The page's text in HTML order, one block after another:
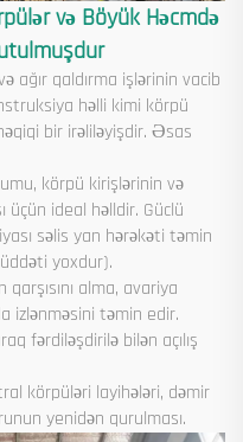
və Böyük Həcmdə
ağır qaldırma işlərinin vacib
həlli kimi körpü
bir irəliləyişdir. Əsas
körpü kirişlərinin və
üçün ideal həlldir. Güclü
səlis yan hərəkəti təmin
yoxdur).
qarşısını alma, avariya
izlənməsini təmin edir.
fərdiləşdirilə bilən açılış
körpüləri layihələri, dəmir
yenidən qurulması.